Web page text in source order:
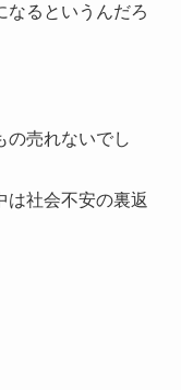
なるというんだろ
の売れないでし
は社会不安の裏返